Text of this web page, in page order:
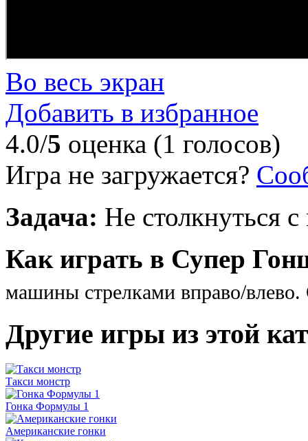
Во весь экран
Добавить в избранное
4.0/5 оценка (1 голосов)
Игра не загружается?
Задача: Не столкнуться
Как играть в Супер
машины стрелками вправо/
Другие игры из этой
Такси монстр
Гонка Формулы 1
Американские гонки